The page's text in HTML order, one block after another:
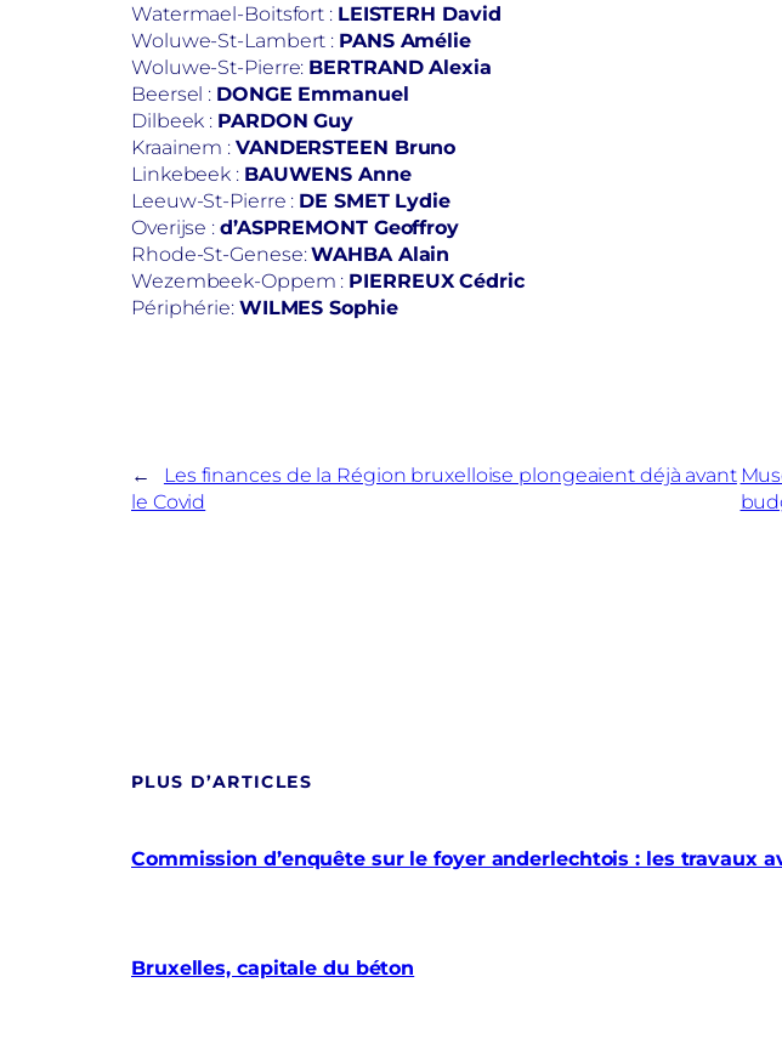
Watermael-Boitsfort : LEISTERH David
Woluwe-St-Lambert : PANS Amélie
Woluwe-St-Pierre: BERTRAND Alexia
Beersel : DONGE Emmanuel
Dilbeek : PARDON Guy
Kraainem : VANDERSTEEN Bruno
Linkebeek : BAUWENS Anne
Leeuw-St-Pierre : DE SMET Lydie
Overijse : d’ASPREMONT Geoffroy
Rhode-St-Genese:WAHBA Alain
Wezembeek-Oppem : PIERREUX Cédric
Périphérie: WILMES Sophie
←
Les finances de la Région bruxelloise plongeaient déjà avant
le Covid
PLUS D’ARTICLES
Commission d’enquête sur le foyer anderlechtois : les travaux
Bruxelles, capitale du béton